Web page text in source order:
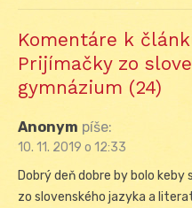
Komentáre k
Prijímačky zo
gymnázium (24)
Anonym píše:
10. 11. 2019 o 12:33
Dobrý deň dobre by bolo
zo slovenského jazyka a